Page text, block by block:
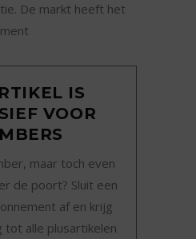
De markt heeft het
IS
VOOR
maar toch even
de poort? Sluit een
af en krijg
tot alle plusartikelen